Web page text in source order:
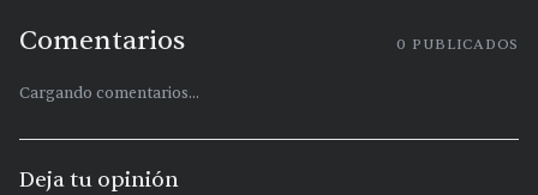
Comentarios 0 PUBLICADOS
Cargando comentarios...
Deja tu opinión